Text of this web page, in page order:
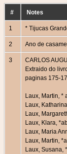
# Notes
1 * Tijucas
2 Ano de
3
CARLOS
Extraido do
paginas 175-
Laux, Martin, *
Laux,
Laux,
Laux, Klara,
Laux, Maria
Laux, Martin,
Laux, Susana,